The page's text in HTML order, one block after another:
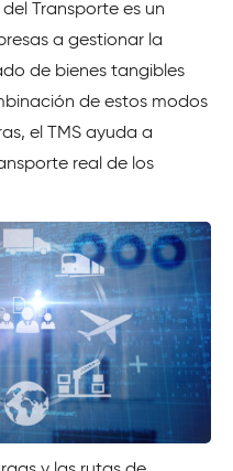
Transporte es un
a gestionar la
de bienes tangibles
de estos modos
el TMS ayuda a
real de los